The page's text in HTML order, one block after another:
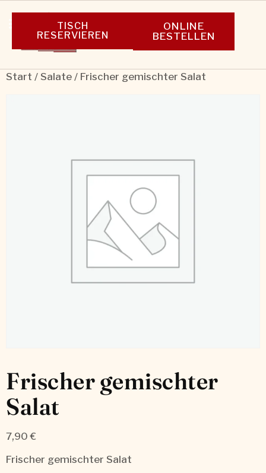
TISCH
RESERVIEREN
ONLINE
BESTELLEN
Start / Salate / Frischer gemischter Salat
Frischer gemischter
Salat
7,90€
Frischer gemischter Salat